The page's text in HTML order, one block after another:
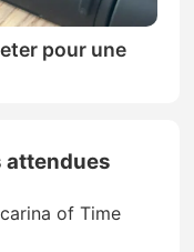
pour une
attendues
of Time